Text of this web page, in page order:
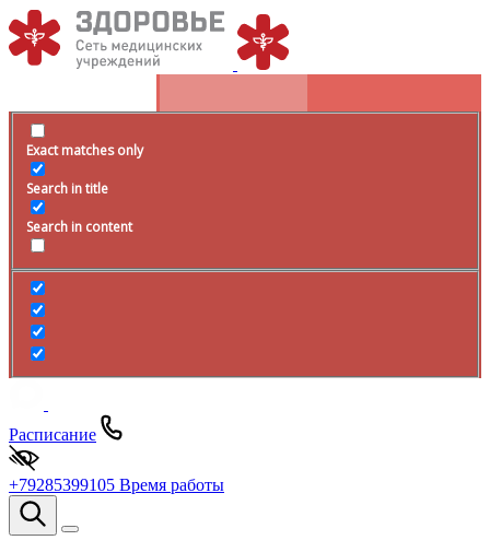
Exact matches only
Search in title
Search in content
Расписание
+79285399105 Время работы